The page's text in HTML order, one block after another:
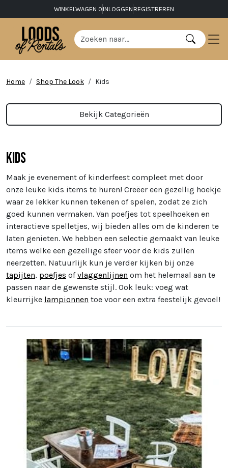
WINKELWAGEN 0 INLOGGEN REGISTREREN
Home Shop The Look Kids
Bekijk Categorieën
Kids
Maak je evenement of kinderfeest compleet met door
onze leuke kids items te huren! Creëer een gezellig hoekje
waar ze lekker kunnen tekenen of spelen, zodat ze zich
goed kunnen vermaken. Van poefjes tot speelhoeken en
interactieve spelletjes, wij bieden alles om de kinderen te
laten genieten. We hebben een selectie gemaakt van leuke
items welke een gezellige sfeer voor de kids zullen
neerzetten. Natuurlijk kun je verder kijken bij onze
tapijten, poefjes ofvlaggenlijnen om het helemaal aan te
passen naar de gewenste stijl. Ook leuk: voeg wat
kleurrijke lampionnen toe voor een extra feestelijk gevoel!